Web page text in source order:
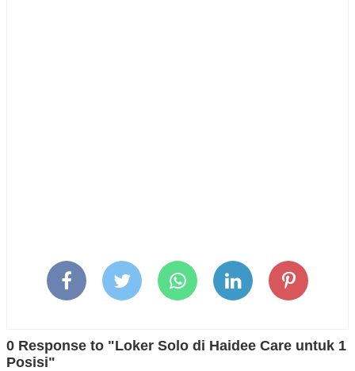
0 Response to "Loker Solo di Haidee Care untuk 1
Posisi"